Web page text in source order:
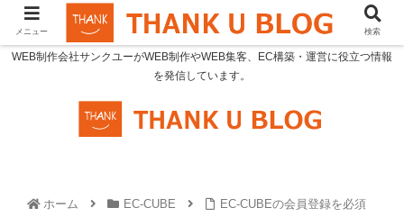
WEB制作会社サンクユーがWEB制作やWEB集客、EC構築・運営に役立つ情報
を発信しています。
ホーム EC-CUBE
EC-CUBEの会員登録を必須
メニュー 検索